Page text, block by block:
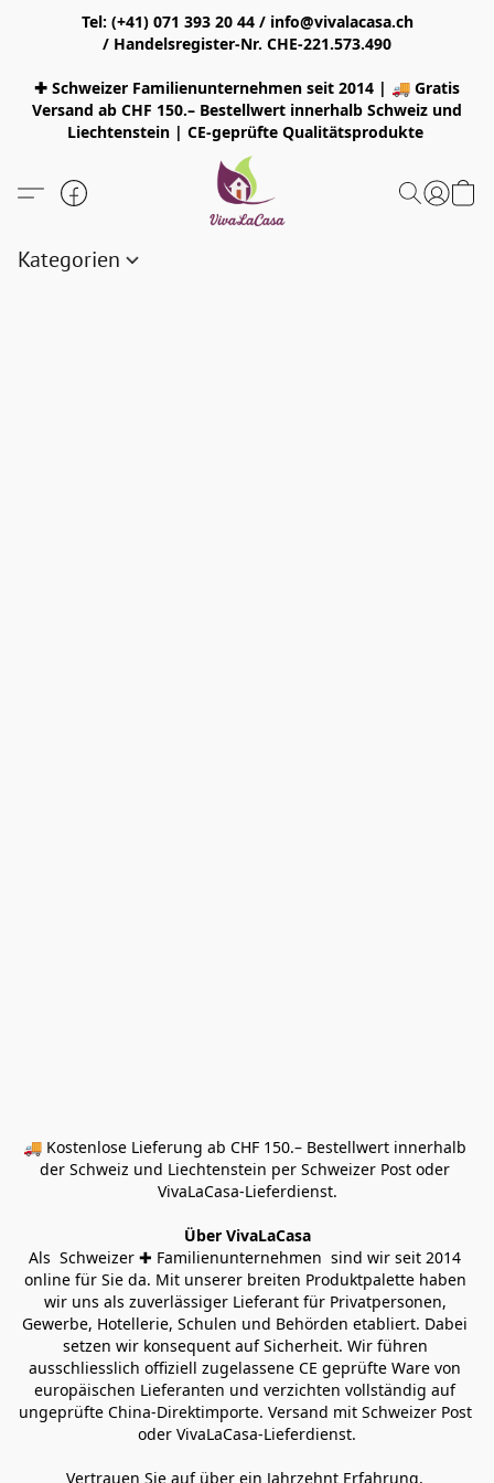
Tel: (+41) 071 393 20 44 / info@vivalacasa.ch
/ Handelsregister-Nr. CHE-221.573.490
✚ Schweizer Familienunternehmen seit 2014 | 🚚 Gratis
Versand ab CHF 150.– Bestellwert innerhalb Schweiz und
Liechtenstein | CE-geprüfte Qualitätsprodukte
Kategorien
🚚 Kostenlose Lieferung ab CHF 150.– Bestellwert innerhalb
der Schweiz und Liechtenstein per Schweizer Post oder
VivaLaCasa-Lieferdienst.
Über VivaLaCasa
Als  Schweizer ✚ Familienunternehmen  sind wir seit 2014
online für Sie da. Mit unserer breiten Produktpalette haben
wir uns als zuverlässiger Lieferant für Privatpersonen,
Gewerbe, Hotellerie, Schulen und Behörden etabliert. Dabei
setzen wir konsequent auf Sicherheit. Wir führen
ausschliesslich offiziell zugelassene CE geprüfte Ware von
europäischen Lieferanten und verzichten vollständig auf
ungeprüfte China-Direktimporte. Versand mit Schweizer Post
oder VivaLaCasa-Lieferdienst.
Vertrauen Sie auf über ein Jahrzehnt Erfahrung,